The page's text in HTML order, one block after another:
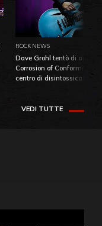
ROCK NEWS
Dave Grohl tentò di
Corrosion of Conformity
centro di
VEDI TUTTE